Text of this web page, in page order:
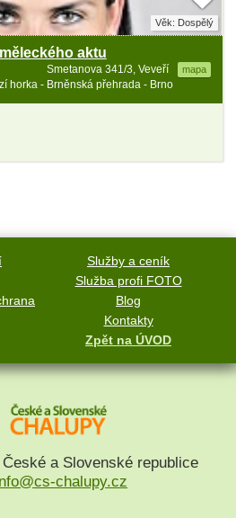
Věk: Dospělý
aktu
Smetanova 341/3, Veveří mapa
horka - Brněnská přehrada - Brno
Služby a ceník
Služba profi FOTO
Blog
Kontakty
Zpět na ÚVOD
a Slovenské republice
chalupy.cz